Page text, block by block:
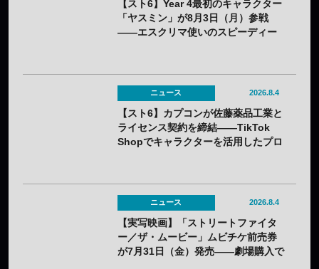
【スト6】Year 4最初のキャラクター
「ヤスミン」が8月3日（月）参戦
——エスクリマ使いのスピーディー
ニュース 2026.8.4
【スト6】カプコンが佐藤薬品工業と
ライセンス契約を締結——TikTok
Shopでキャラクターを活用したプロ
ニュース 2026.8.4
【実写映画】「ストリートファイタ
ー／ザ・ムービー」ムビチケ前売券
が7月31日（金）発売——劇場購入で